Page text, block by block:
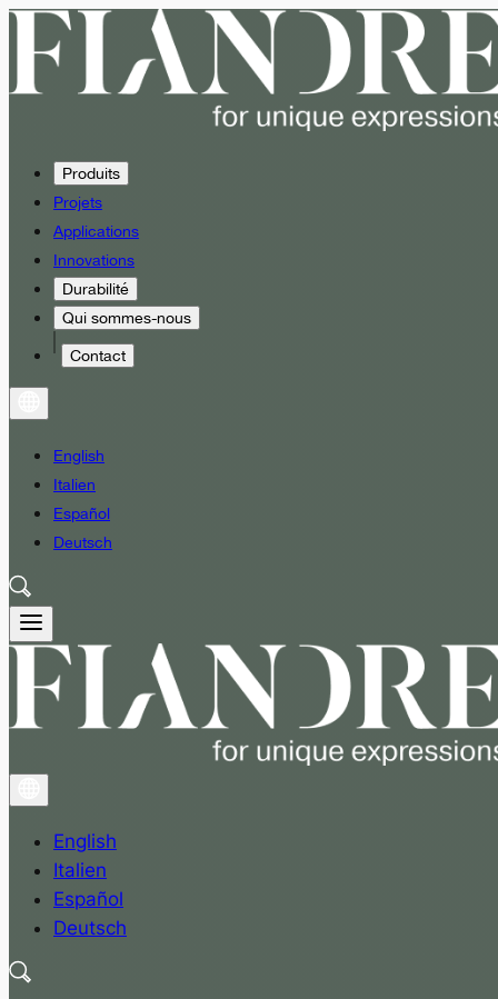
Produits
Projets
Applications
Innovations
Durabilité
Qui sommes-nous
Contact
English
Italien
Español
Deutsch
English
Italien
Español
Deutsch